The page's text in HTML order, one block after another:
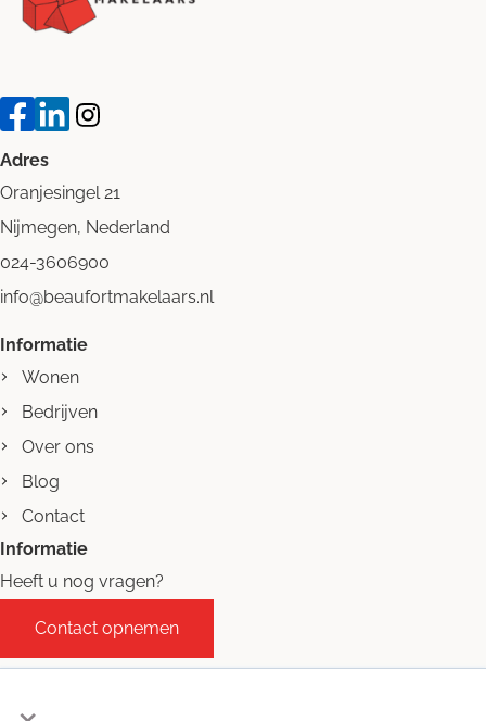
Adres
Oranjesingel 21
Nijmegen, Nederland
024-3606900
info@beaufortmakelaars.nl
Informatie
Wonen
Bedrijven
Over ons
Blog
Contact
Informatie
Heeft u nog vragen?
Contact opnemen